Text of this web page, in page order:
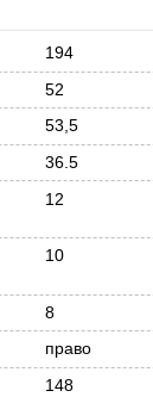
194
52
53,5
36.5
12
10
8
право
148